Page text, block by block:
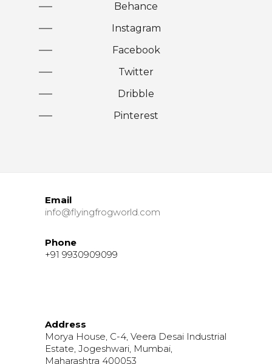
Behance
Instagram
Facebook
Twitter
Dribble
Pinterest
Email
info@flyingfrogworld.com
Phone
+91 9930909099
Address
Morya House, C-4, Veera Desai Industrial
Estate, Jogeshwari, Mumbai,
Maharashtra 400053